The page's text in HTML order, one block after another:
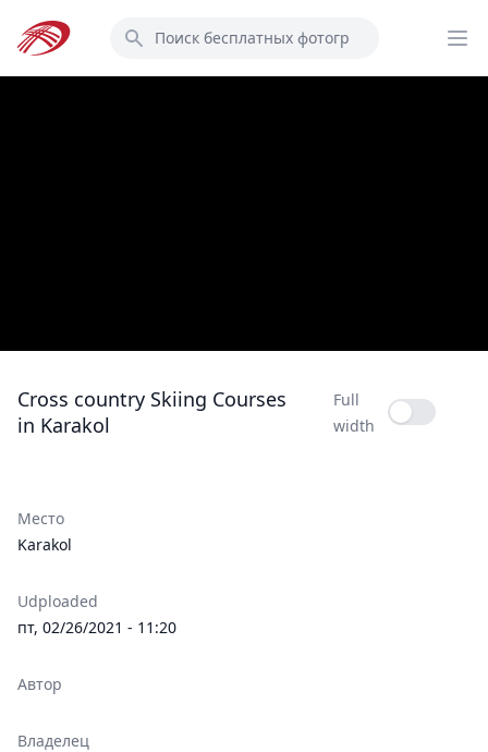
Поиск
Cross country Skiing Courses
in Karakol
Full
width
Full width
Место
Karakol
Udploaded
пт, 02/26/2021 - 11:20
Автор
Владелец